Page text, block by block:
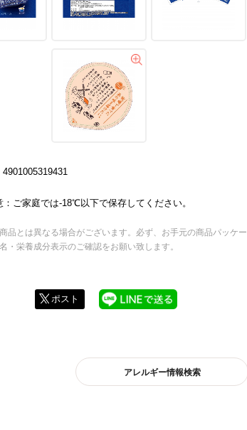
：ご家庭では-18℃以下で保存してください。
品とは異なる場合がございます。必ず、お手元の商品パッケー
・栄養成分表示のご確認をお願い致します。
ポスト
アレルギー情報検索